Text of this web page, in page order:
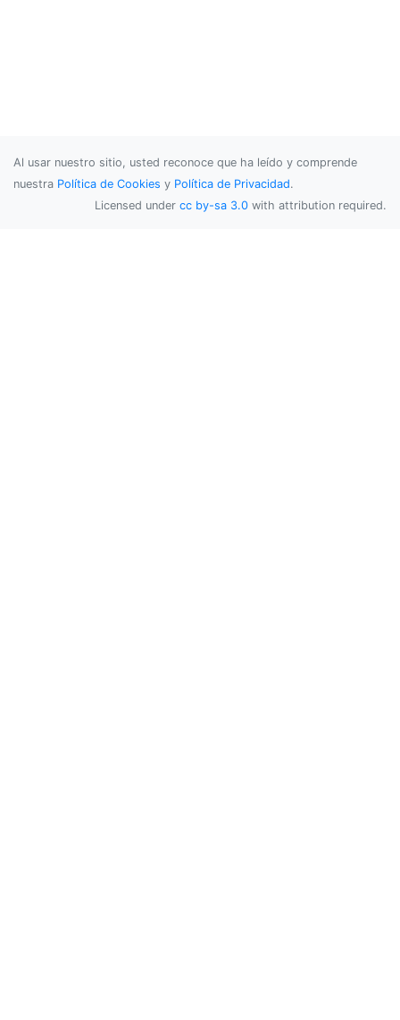
Al usar nuestro sitio, usted reconoce que ha leído y comprende
nuestra Política de Cookies y Política de Privacidad.
Licensed under cc by-sa 3.0 with attribution required.